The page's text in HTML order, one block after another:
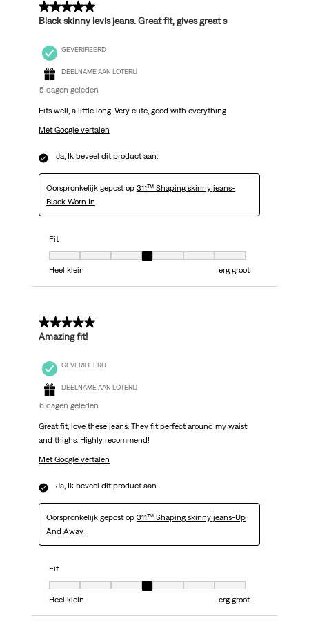
5 van 5 sterren.
Black skinny levis jeans. Great fit, gives great s
GEVERIFIEERD
DEELNAME AAN LOTERIJ
5 dagen geleden
Fits well, a little long. Very cute, good with everything
Met Google vertalen
Ja, Ik beveel dit product aan.
Oorspronkelijk gepost op 311™ Shaping skinny jeans-
Black Worn In
Fit
Fit, 4 van 7, waarbij 1 gelijk is aan Heel klein en 7 gelijk is aan erg groot
Heel klein
erg groot
5 van 5 sterren.
Amazing fit!
GEVERIFIEERD
DEELNAME AAN LOTERIJ
6 dagen geleden
Great fit, love these jeans. They fit perfect around my waist
and thighs. Highly recommend!
Met Google vertalen
Ja, Ik beveel dit product aan.
Oorspronkelijk gepost op 311™ Shaping skinny jeans-Up
And Away
Fit
Fit, 4 van 7, waarbij 1 gelijk is aan Heel klein en 7 gelijk is aan erg groot
Heel klein
erg groot